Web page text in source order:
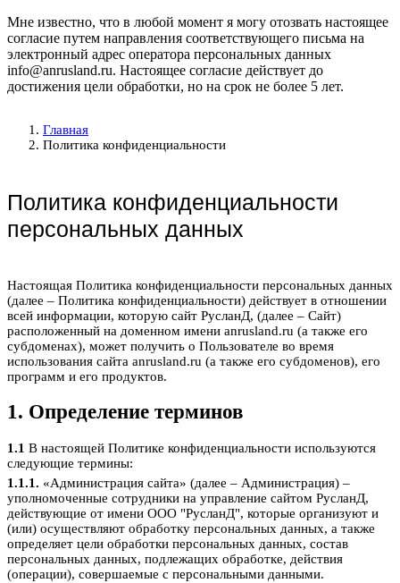
Мне известно, что в любой момент я могу отозвать настоящее
согласие путем направления соответствующего письма на
электронный адрес оператора персональных данных
info@anrusland.ru. Настоящее согласие действует до
достижения цели обработки, но на срок не более 5 лет.
Главная
Политика конфиденциальности
Политика конфиденциальности
персональных данных
Настоящая Политика конфиденциальности персональных данных
(далее – Политика конфиденциальности) действует в отношении
всей информации, которую сайт РусланД, (далее – Сайт)
расположенный на доменном имени anrusland.ru (а также его
субдоменах), может получить о Пользователе во время
использования сайта anrusland.ru (а также его субдоменов), его
программ и его продуктов.
1. Определение терминов
1.1 В настоящей Политике конфиденциальности используются
следующие термины:
1.1.1. «Администрация сайта» (далее – Администрация) –
уполномоченные сотрудники на управление сайтом РусланД,
действующие от имени ООО "РусланД", которые организуют и
(или) осуществляют обработку персональных данных, а также
определяет цели обработки персональных данных, состав
персональных данных, подлежащих обработке, действия
(операции), совершаемые с персональными данными.